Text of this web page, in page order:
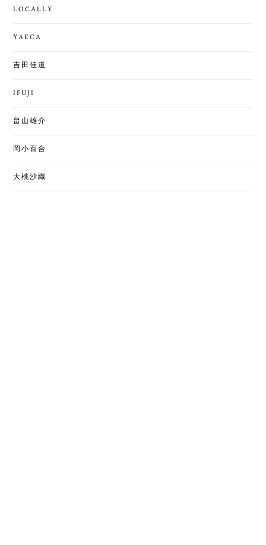
LOCALLY
YAECA
吉田佳道
IFUJI
畠山雄介
岡小百合
大桃沙織